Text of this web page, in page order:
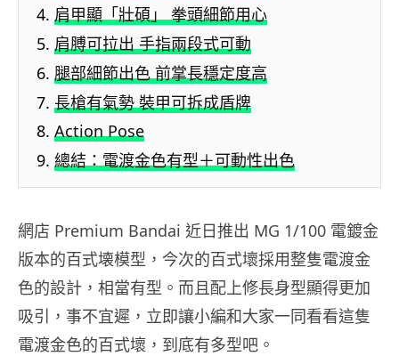
肩甲顯「壯碩」 拳頭細節用心
肩膊可拉出 手指兩段式可動
腿部細節出色 前掌長穩定度高
長槍有氣勢 裝甲可拆成盾牌
Action Pose
總結：電渡金色有型＋可動性出色
網店 Premium Bandai 近日推出 MG 1/100 電鍍金
版本的百式壊模型，今次的百式壞採用整隻電渡金
色的設計，相當有型。而且配上修長身型顯得更加
吸引，事不宜遲，立即讓小編和大家一同看看這隻
電渡金色的百式壞，到底有多型吧。